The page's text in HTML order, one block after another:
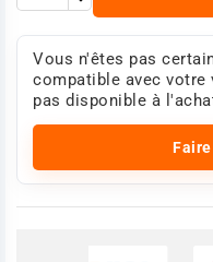
Vous n'êtes pas
compatible avec votre
pas disponible à